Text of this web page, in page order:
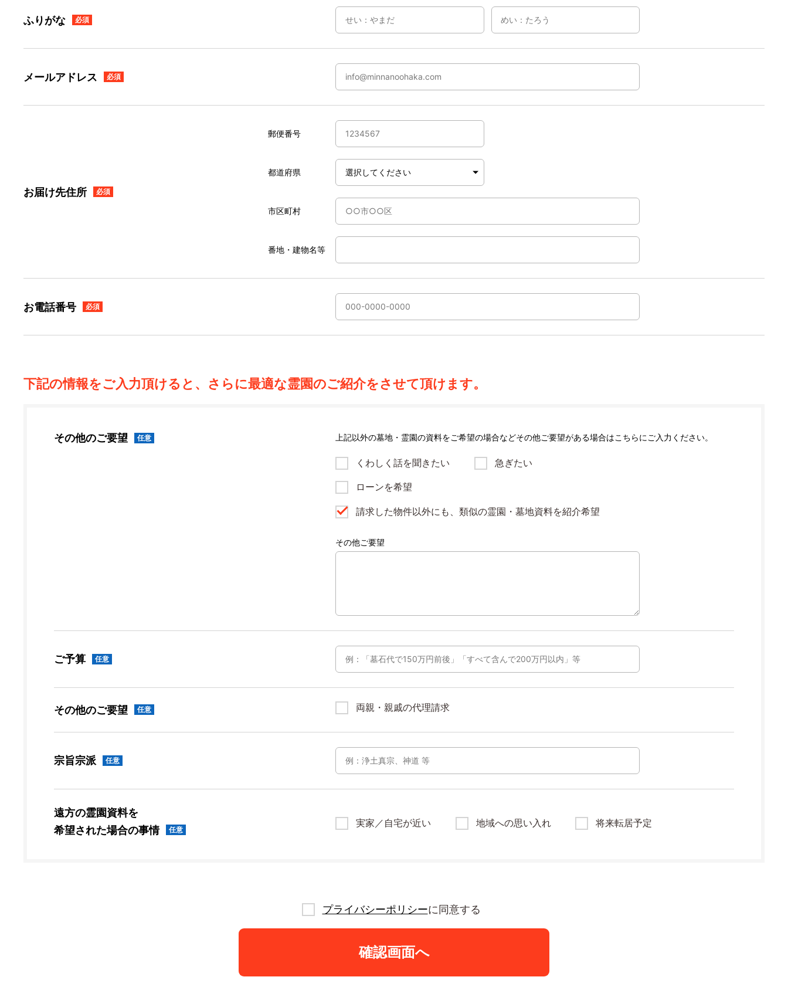
ふりがな 必須
メールアドレス 必須
お届け先住所 必須
郵便番号
都道府県
市区町村
番地・建物名等
お電話番号 必須
下記の情報をご入力頂けると、さらに最適な霊園のご紹介をさせて頂けます。
その他のご要望 任意 上記以外の墓地・霊園の資料をご希望の場合などその他ご要望がある場合はこちらにご入力ください。
くわしく話を聞きたい 急ぎたい
ローンを希望
請求した物件以外にも、類似の霊園・墓地資料を紹介希望
その他ご要望
ご予算 任意
その他のご要望 任意 両親・親戚の代理請求
宗旨宗派 任意
遠方の霊園資料を
希望された場合の事情
任意
実家／自宅が近い 地域への思い入れ 将来転居予定
プライバシーポリシーに同意する
確認画面へ